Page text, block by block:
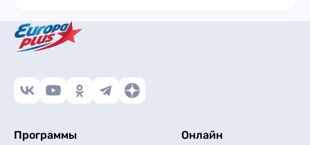
Программы Онлайн